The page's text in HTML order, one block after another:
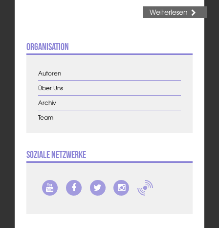
Weiterlesen
Organisation
Autoren
Über Uns
Archiv
Team
Soziale Netzwerke